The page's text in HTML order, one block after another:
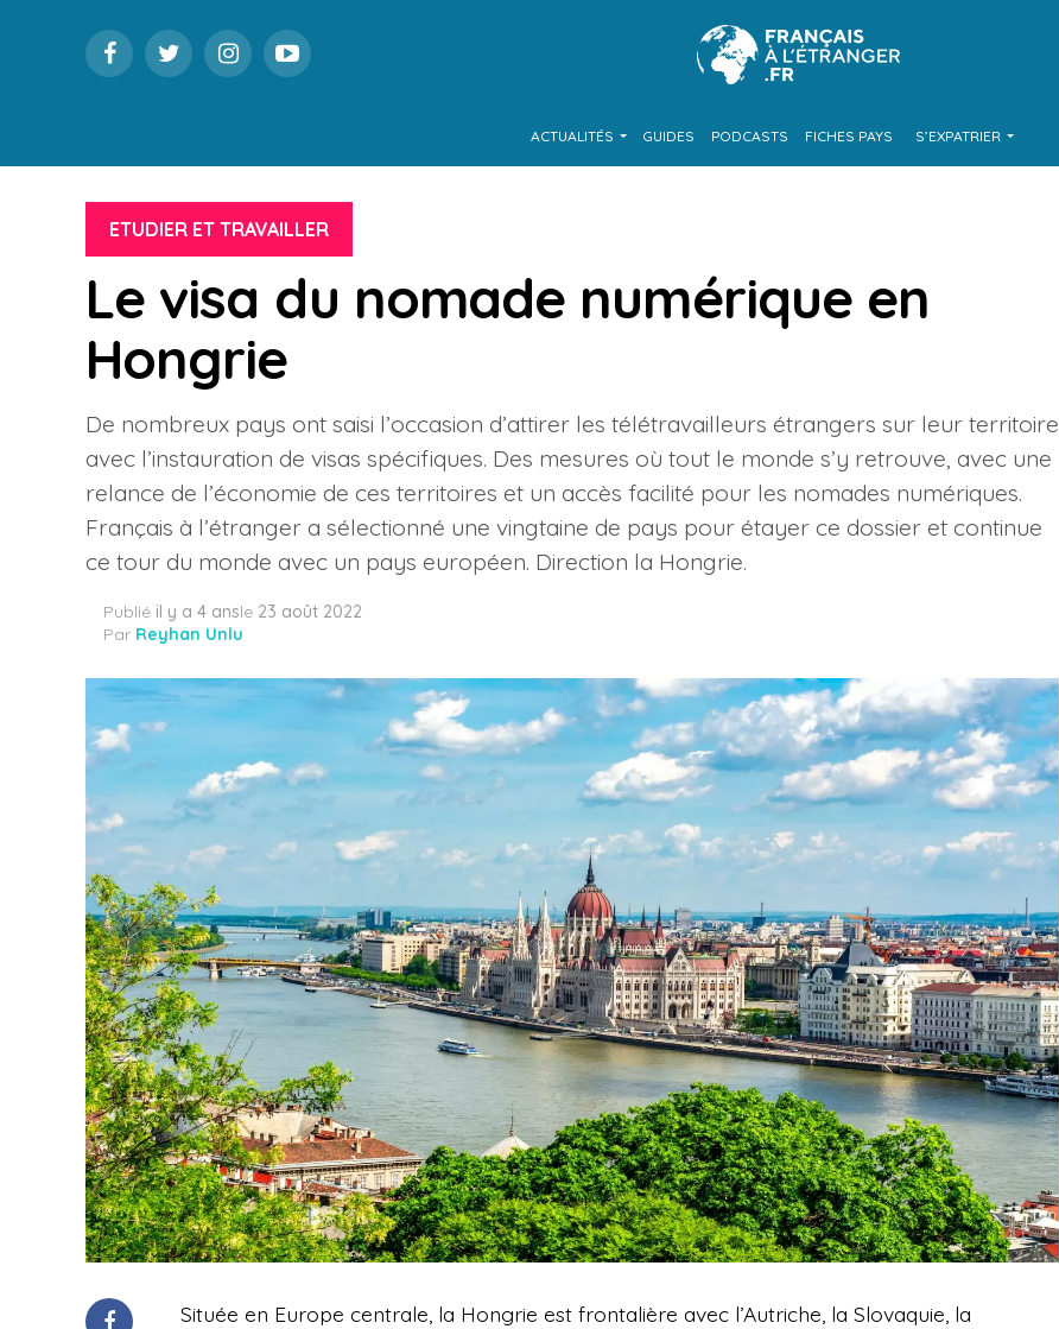
ACTUALITÉS GUIDES PODCASTS FICHES PAYS S’EXPATRIER
ETUDIER ET TRAVAILLER
Le visa du nomade numérique en
Hongrie
De nombreux pays ont saisi l’occasion d’attirer les télétravailleurs étrangers sur leur territoire
avec l’instauration de visas spécifiques. Des mesures où tout le monde s’y retrouve, avec une
relance de l’économie de ces territoires et un accès facilité pour les nomades numériques.
Français à l’étranger a sélectionné une vingtaine de pays pour étayer ce dossier et continue
ce tour du monde avec un pays européen. Direction la Hongrie.
Publié il y a 4 ansle 23 août 2022
Par Reyhan Unlu
Située en Europe centrale, la Hongrie est frontalière avec l’Autriche, la Slovaquie, la